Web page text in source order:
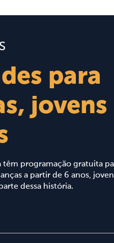
para
jovens
têm programação gratuita
a partir de 6 anos,
dessa história.